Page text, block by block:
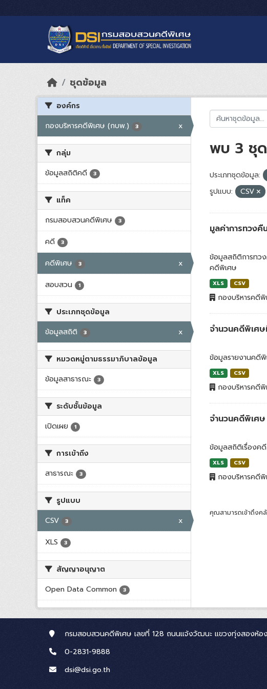
ชุดข้อมูล
องค์กร
กองบริหารคดีพิเศษ (กบพ.)
3 x
กลุ่ม
ข้อมูลสถิติคดี
3
แท็ค
กรมสอบสวนคดีพิเศษ
3
คดี 3
คดีพิเศษ 3
x
สอบสวน
1
ประเภทชุดข้อมูล
ข้อมูลสถิติ
3 x
หมวดหมู่ตามธรรมาภิบาลข้อมูล
ข้อมูลสาธารณะ
3
ระดับชั้นข้อมูล
เปิดเผย
1
การเข้าถึง
สาธารณะ
3
รูปแบบ
CSV
3
x
XLS
3
สัญญาอนุญาต
Open Data Common
3
พบ 3 ชุ
ประเภทชุดข้อมูล:
รูปแบบ:
CSV
มูลค่าการทวงคื
ข้อมูลสถิติการทวง
คดีพิเศษ
XLS CSV
กองบริหารคดี
จำนวนคดีพิเศษ
ข้อมูลรายงานคดี
XLS CSV
กองบริหารคดี
จำนวนคดีพิเศษ
ข้อมูลสถิติเรื่องค
XLS CSV
กองบริหารคดี
คุณสามารถเข้าถึงค
กรมสอบสวนคดีพิเศษ เลขที่ 128 ถนนแจ้งวัฒนะ แขวงทุ่งสองห้อ
0-2831-9888
dsi@dsi.go.th